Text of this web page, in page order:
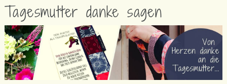
Tagesmutter danke sagen